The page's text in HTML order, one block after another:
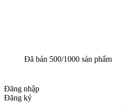
Đã bán 500/1000 sản phẩm
Đăng nhập
Đăng ký